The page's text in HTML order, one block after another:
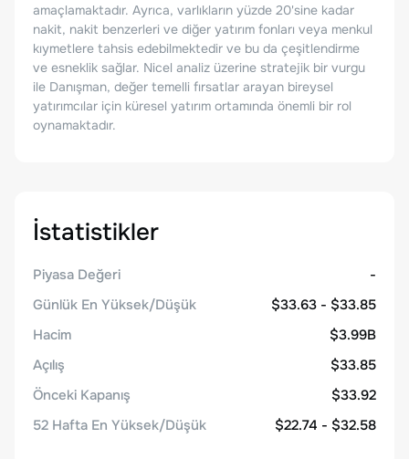
amaçlamaktadır. Ayrıca, varlıkların yüzde 20'sine kadar
nakit, nakit benzerleri ve diğer yatırım fonları veya menkul
kıymetlere tahsis edebilmektedir ve bu da çeşitlendirme
ve esneklik sağlar. Nicel analiz üzerine stratejik bir vurgu
ile Danışman, değer temelli fırsatlar arayan bireysel
yatırımcılar için küresel yatırım ortamında önemli bir rol
oynamaktadır.
İstatistikler
Piyasa Değeri
-
Günlük En Yüksek/Düşük
$33.63 - $33.85
Hacim
$3.99B
Açılış
$33.85
Önceki Kapanış
$33.92
52 Hafta En Yüksek/Düşük
$22.74 - $32.58